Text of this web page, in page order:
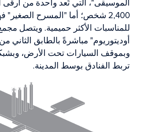
الموسيقى"، التي تُعد واحدة من أرقى
2,400 شخص؛ أما "المسرح الصغير"
للمناسبات الأكثر حميمية. ويتصل
أوديتوريوم" مباشرةً بالطابق الثاني
وبموقف السيارات تحت الأرض،
تربط الفنادق بوسط المدينة.